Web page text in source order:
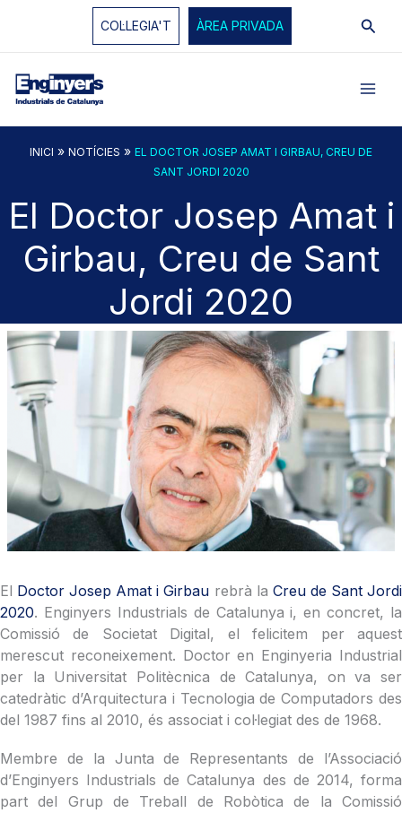
COL·LEGIA'T ÀREA PRIVADA
INICI » NOTÍCIES » EL DOCTOR JOSEP AMAT I GIRBAU, CREU DE
SANT JORDI 2020
El Doctor Josep Amat i
Girbau, Creu de Sant
Jordi 2020
El Doctor Josep Amat i Girbau rebrà la Creu de Sant Jordi
2020. Enginyers Industrials de Catalunya i, en concret, la
Comissió de Societat Digital, el felicitem per aquest
merescut reconeixement. Doctor en Enginyeria Industrial
per la Universitat Politècnica de Catalunya, on va ser
catedràtic d’Arquitectura i Tecnologia de Computadors des
del 1987 fins al 2010, és associat i col·legiat des de 1968.
Membre de la Junta de Representants de l’Associació
d’Enginyers Industrials de Catalunya des de 2014, forma
part del Grup de Treball de Robòtica de la Comissió